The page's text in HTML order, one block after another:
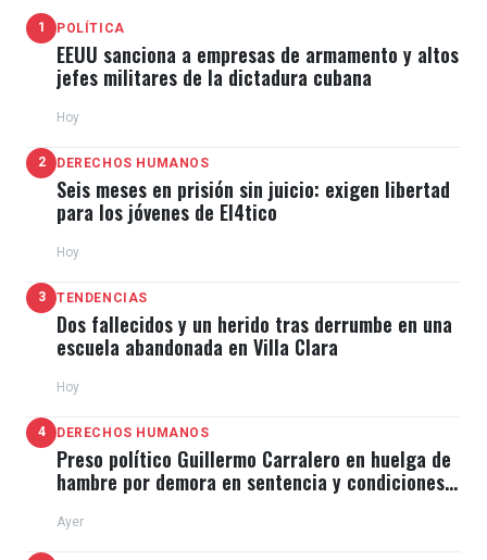
1 POLÍTICA
EEUU sanciona a empresas de armamento y altos
jefes militares de la dictadura cubana
Hoy
2 DERECHOS HUMANOS
Seis meses en prisión sin juicio: exigen libertad
para los jóvenes de El4tico
Hoy
3 TENDENCIAS
Dos fallecidos y un herido tras derrumbe en una
escuela abandonada en Villa Clara
Hoy
4 DERECHOS HUMANOS
Preso político Guillermo Carralero en huelga de
hambre por demora en sentencia y condiciones
Ayer